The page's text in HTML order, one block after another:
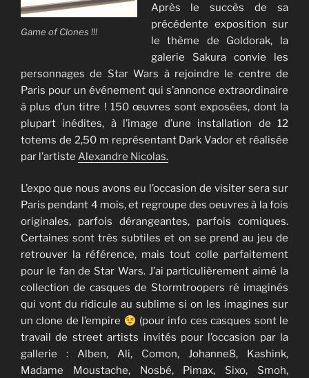
Game of Clones !!!
Après le succès de sa
précédente exposition sur
le thème de Goldorak, la
galerie Sakura convie les
personnages de Star Wars à rejoindre le centre de
Paris pour un événement qui s’annonce extraordinaire
à plus d’un titre ! 150 œuvres sont exposées, dont la
plupart inédites, à l’image d’une installation de 12
totems de 2,50 m représentant Dark Vador et réalisée
par l’artiste Alexandre Nicolas.
L’expo que nous avons eu l’occasion de visiter sera sur
Paris pendant 4 mois, et regroupe des oeuvres à la fois
originales, parfois dérangeantes, parfois comiques.
Certaines sont très subtiles et on se prend au jeu de
retrouver la référence, mais tout colle parfaitement
pour le fan de Star Wars. J’ai particulièrement aimé la
collection de casques de Stormtroopers ré imaginés
qui vont du ridicule au sublime si on les imagines sur
un clone de l’empire
(pour info ces casques sont le
travail de street artists invités pour l’occasion par la
gallerie : Alben, Ali, Comon, Johanne8, Kashink,
Madame Moustache, Nosbé, Pimax, Sixo, Smoh,